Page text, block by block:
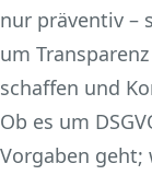
nur präventiv –
um
schaffen und
Ob es um
Vorgaben geht;